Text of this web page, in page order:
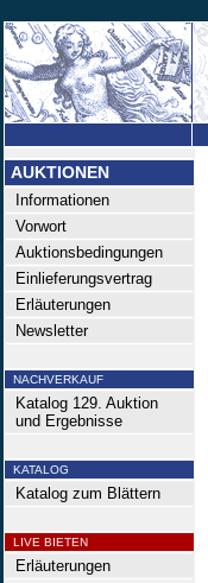
AUKTIONEN
Informationen
Vorwort
Auktionsbedingungen
Einlieferungsvertrag
Erläuterungen
Newsletter
NACHVERKAUF
Katalog 129. Auktion
und Ergebnisse
KATALOG
Katalog zum Blättern
LIVE BIETEN
Erläuterungen